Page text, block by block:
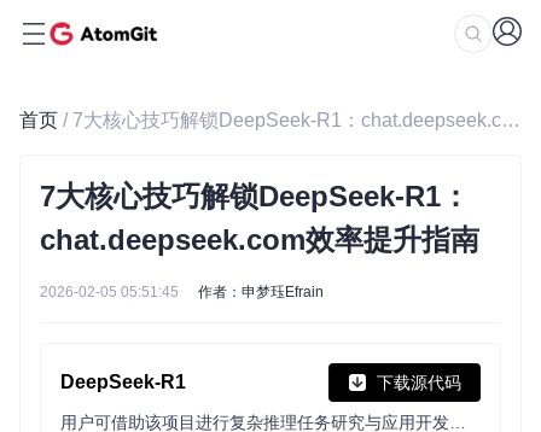
首页 / 7大核心技巧解锁DeepSeek-R1：chat.deepseek.com效率提升指南
7大核心技巧解锁DeepSeek-R1：
chat.deepseek.com效率提升指南
2026-02-05 05:51:45 作者：申梦珏Efrain
DeepSeek-R1 下载源代码